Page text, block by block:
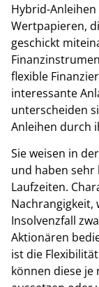
Hybrid-
Wertpapieren,
geschickt
flexible
interessante
unterscheiden
Anleihen durch
Sie weisen in
und haben
Laufzeiten.
Nachrangigkeit,
Insolvenzfall
Aktionären
ist die
können diese